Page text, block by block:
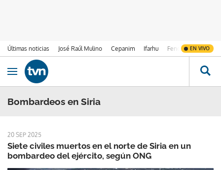
Últimas noticias José Raúl Mulino Cepanim Ifarhu Fenómeno de El
EN VIVO
Ir al contenido
Obrir navegació
Bombardeos en Siria
20 SEP 2025
Siete civiles muertos en el norte de Siria en un
bombardeo del ejército, según ONG